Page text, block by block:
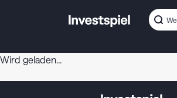
Wird geladen...